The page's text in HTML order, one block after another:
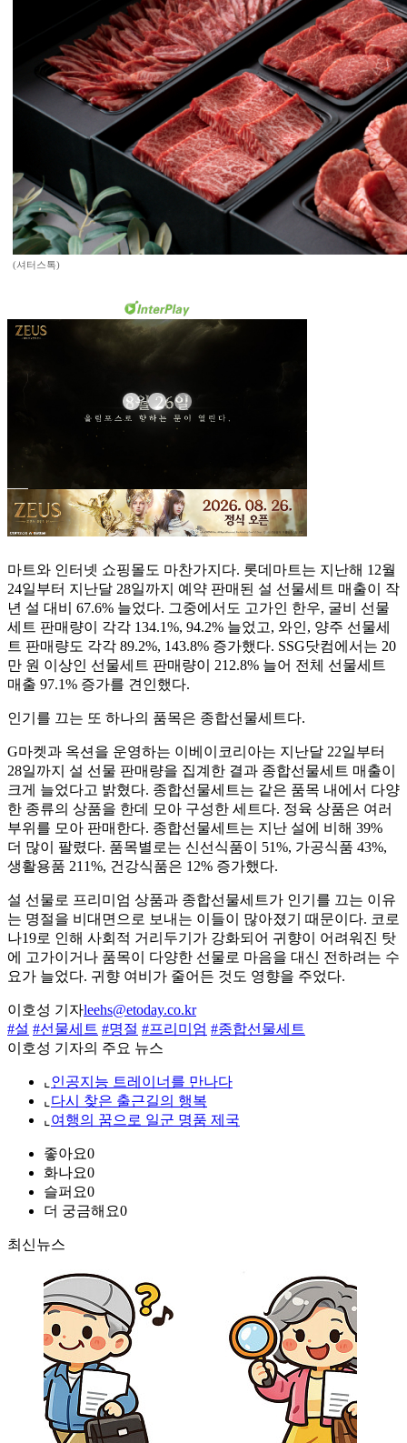
(셔터스톡)
마트와 인터넷 쇼핑몰도 마찬가지다. 롯데마트는 지난해 12월
24일부터 지난달 28일까지 예약 판매된 설 선물세트 매출이 작
년 설 대비 67.6% 늘었다. 그중에서도 고가인 한우, 굴비 선물
세트 판매량이 각각 134.1%, 94.2% 늘었고, 와인, 양주 선물세
트 판매량도 각각 89.2%, 143.8% 증가했다. SSG닷컴에서는 20
만 원 이상인 선물세트 판매량이 212.8% 늘어 전체 선물세트
매출 97.1% 증가를 견인했다.
인기를 끄는 또 하나의 품목은 종합선물세트다.
G마켓과 옥션을 운영하는 이베이코리아는 지난달 22일부터
28일까지 설 선물 판매량을 집계한 결과 종합선물세트 매출이
크게 늘었다고 밝혔다. 종합선물세트는 같은 품목 내에서 다양
한 종류의 상품을 한데 모아 구성한 세트다. 정육 상품은 여러
부위를 모아 판매한다. 종합선물세트는 지난 설에 비해 39%
더 많이 팔렸다. 품목별로는 신선식품이 51%, 가공식품 43%,
생활용품 211%, 건강식품은 12% 증가했다.
설 선물로 프리미엄 상품과 종합선물세트가 인기를 끄는 이유
는 명절을 비대면으로 보내는 이들이 많아졌기 때문이다. 코로
나19로 인해 사회적 거리두기가 강화되어 귀향이 어려워진 탓
에 고가이거나 품목이 다양한 선물로 마음을 대신 전하려는 수
요가 늘었다. 귀향 여비가 줄어든 것도 영향을 주었다.
이호성 기자leehs@etoday.co.kr
#설 #선물세트 #명절 #프리미엄 #종합선물세트
이호성 기자의 주요 뉴스
⌞ 인공지능 트레이너를 만나다
⌞ 다시 찾은 출근길의 행복
⌞ 여행의 꿈으로 일군 명품 제국
좋아요0
화나요0
슬퍼요0
더 궁금해요0
최신뉴스